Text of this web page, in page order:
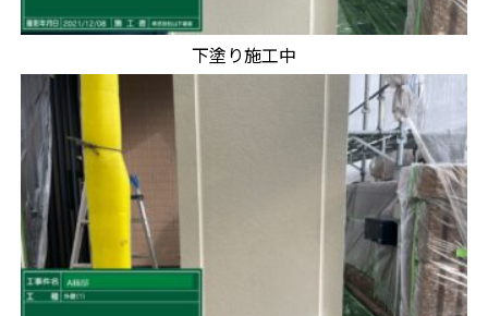
下塗り施工中